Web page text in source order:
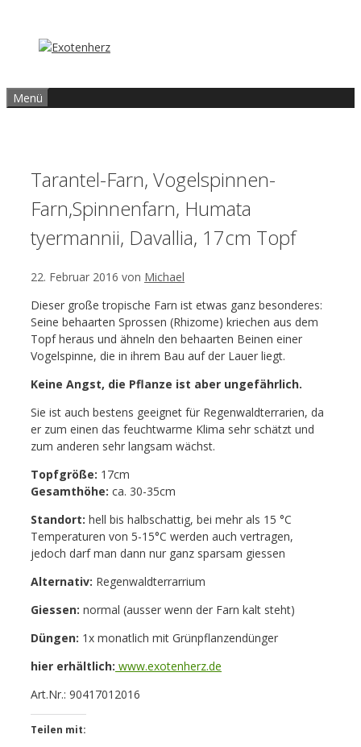
springen
Menü
Tarantel-Farn, Vogelspinnen-
Farn,Spinnenfarn, Humata
tyermannii, Davallia, 17cm Topf
22. Februar 2016 von Michael
Dieser große tropische Farn ist etwas ganz besonderes:
Seine behaarten Sprossen (Rhizome) kriechen aus dem
Topf heraus und ähneln den behaarten Beinen einer
Vogelspinne, die in ihrem Bau auf der Lauer liegt.
Keine Angst, die Pflanze ist aber ungefährlich.
Sie ist auch bestens geeignet für Regenwaldterrarien, da
er zum einen das feuchtwarme Klima sehr schätzt und
zum anderen sehr langsam wächst.
Topfgröße: 17cm
Gesamthöhe: ca. 30-35cm
Standort: hell bis halbschattig, bei mehr als 15 °C
Temperaturen von 5-15°C werden auch vertragen,
jedoch darf man dann nur ganz sparsam giessen
Alternativ: Regenwaldterrarrium
Giessen: normal (ausser wenn der Farn kalt steht)
Düngen: 1x monatlich mit Grünpflanzendünger
hier erhältlich: www.exotenherz.de
Art.Nr.: 90417012016
Teilen mit: